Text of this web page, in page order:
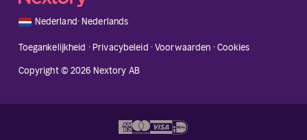
🇳🇱 Nederland·Nederlands
Toegankelijkheid ·Privacybeleid ·Voorwaarden ·Cookies
Copyright © 2026 Nextory AB